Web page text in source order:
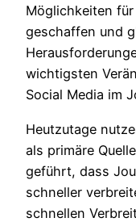
Möglichkeiten
geschaffen und
wichtigsten
Social Media im
Heutzutage
als primäre
geführt, dass
schneller
schnellen